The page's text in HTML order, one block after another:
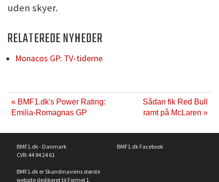
uden skyer.
RELATEREDE NYHEDER
Monacos GP: TV-tiderne
« BMF1.dk's Power Rating:
Emilia-Romagnas GP
Sådan fik Red Bull
ramt på McLaren »
BMF1.dk - Danmark
CVR: 44 94 24 61
BMF1.dk er Skandinaviens største
website dedikeret til Formel 1.
BMF1.dk Facebook